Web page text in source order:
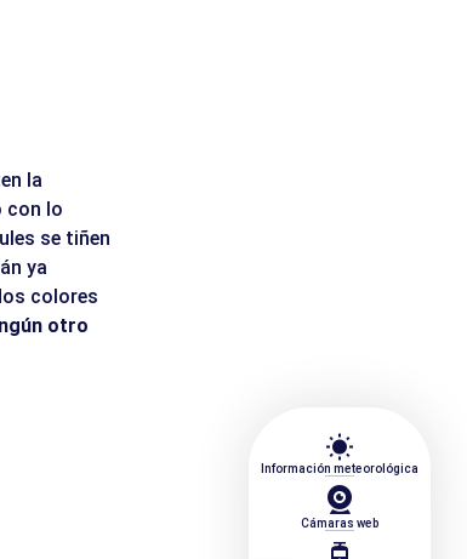
wb_sunny
Información meteorológica
Cámaras web
la
con lo
se tiñen
ya
colores
otro